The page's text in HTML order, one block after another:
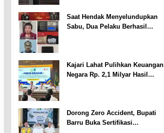
Saat Hendak Menyelundupkan
Sabu, Dua Pelaku Berhasil
Kajari Lahat Pulihkan Keuangan
Negara Rp. 2,1 Milyar Hasil
Dorong Zero Accident, Bupati
Barru Buka Sertifikasi